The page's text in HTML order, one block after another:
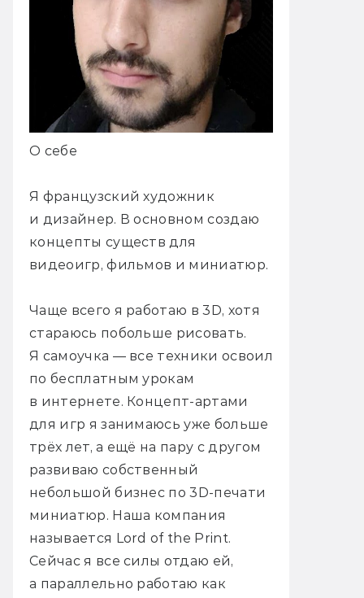
О себе
Я французский художник
и дизайнер. В основном создаю
концепты существ для
видеоигр, фильмов и миниатюр.
Чаще всего я работаю в 3D, хотя
стараюсь побольше рисовать.
Я самоучка — все техники освоил
по бесплатным урокам
в интернете. Концепт-артами
для игр я занимаюсь уже больше
трёх лет, а ещё на пару с другом
развиваю собственный
небольшой бизнес по 3D-печати
миниатюр. Наша компания
называется Lord of the Print.
Сейчас я все силы отдаю ей,
а параллельно работаю как